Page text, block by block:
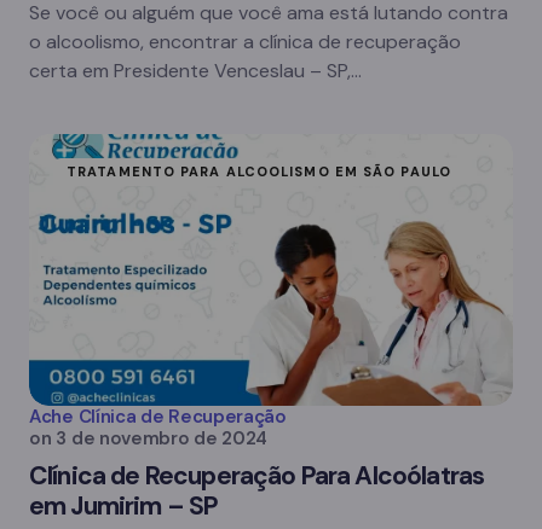
Se você ou alguém que você ama está lutando contra
o alcoolismo, encontrar a clínica de recuperação
certa em Presidente Venceslau – SP,…
TRATAMENTO PARA ALCOOLISMO EM SÃO PAULO
Ache Clínica de Recuperação
on 3 de novembro de 2024
Clínica de Recuperação Para Alcoólatras
em Jumirim – SP